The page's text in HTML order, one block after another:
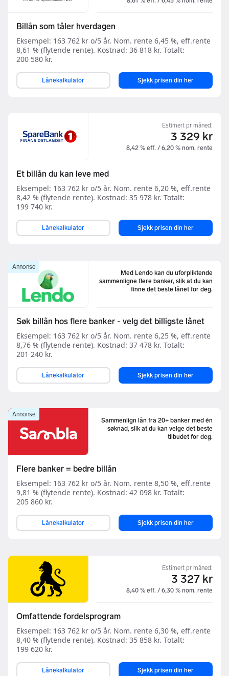
Billån som tåler hverdagen
Eksempel: 163 762 kr o/5 år. Nom. rente 6,45 %, eff.rente
8,61 % (flytende rente). Kostnad: 36 818 kr. Totalt:
200 580 kr.
Lånekalkulator Sjekk prisen din her
Estimert pr måned:
3 329 kr
8,42 % eff. / 6,20 % nom. rente
Et billån du kan leve med
Eksempel: 163 762 kr o/5 år. Nom. rente 6,20 %, eff.rente
8,42 % (flytende rente). Kostnad: 35 978 kr. Totalt:
199 740 kr.
Lånekalkulator Sjekk prisen din her
Annonse
Med Lendo kan du uforpliktende
sammenligne flere banker, slik at du kan
finne det beste lånet for deg.
Søk billån hos flere banker - velg det billigste lånet
Eksempel: 163 762 kr o/5 år. Nom. rente 6,25 %, eff.rente
8,76 % (flytende rente). Kostnad: 37 478 kr. Totalt:
201 240 kr.
Lånekalkulator Sjekk prisen din her
Annonse
Sammenlign lån fra 20+ banker med én
søknad, slik at du kan velge det beste
tilbudet for deg.
Flere banker = bedre billån
Eksempel: 163 762 kr o/5 år. Nom. rente 8,50 %, eff.rente
9,81 % (flytende rente). Kostnad: 42 098 kr. Totalt:
205 860 kr.
Lånekalkulator Sjekk prisen din her
Estimert pr måned:
3 327 kr
8,40 % eff. / 6,30 % nom. rente
Omfattende fordelsprogram
Eksempel: 163 762 kr o/5 år. Nom. rente 6,30 %, eff.rente
8,40 % (flytende rente). Kostnad: 35 858 kr. Totalt:
199 620 kr.
Lånekalkulator Sjekk prisen din her